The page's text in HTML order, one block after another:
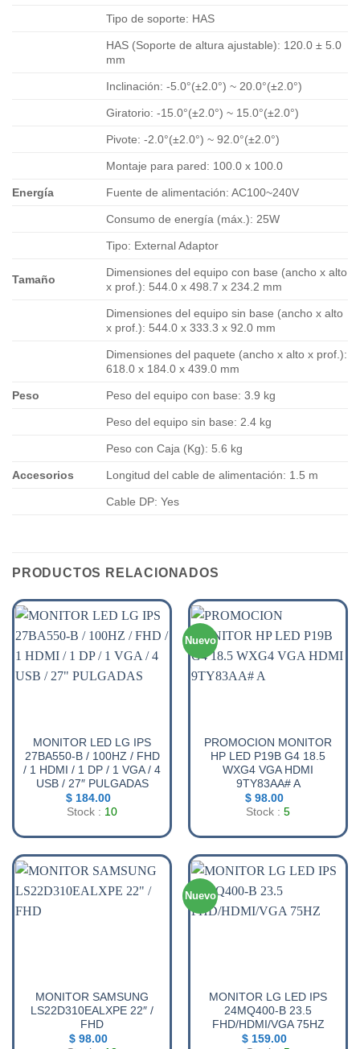
Tipo de soporte: HAS
HAS (Soporte de altura ajustable): 120.0 ± 5.0
mm
Inclinación: -5.0°(±2.0°) ~ 20.0°(±2.0°)
Giratorio: -15.0°(±2.0°) ~ 15.0°(±2.0°)
Pivote: -2.0°(±2.0°) ~ 92.0°(±2.0°)
Montaje para pared: 100.0 x 100.0
Energía Fuente de alimentación: AC100~240V
Consumo de energía (máx.): 25W
Tipo: External Adaptor
Tamaño
Dimensiones del equipo con base (ancho x alto
x prof.): 544.0 x 498.7 x 234.2 mm
Dimensiones del equipo sin base (ancho x alto
x prof.): 544.0 x 333.3 x 92.0 mm
Dimensiones del paquete (ancho x alto x prof.):
618.0 x 184.0 x 439.0 mm
Peso Peso del equipo con base: 3.9 kg
Peso del equipo sin base: 2.4 kg
Peso con Caja (Kg): 5.6 kg
Accesorios Longitud del cable de alimentación: 1.5 m
Cable DP: Yes
PRODUCTOS RELACIONADOS
MONITOR LED LG IPS
27BA550-B / 100HZ / FHD
/ 1 HDMI / 1 DP / 1 VGA / 4
USB / 27″ PULGADAS
$184.00
Stock : 10
Nuevo
PROMOCION MONITOR
HP LED P19B G4 18.5
WXG4 VGA HDMI
9TY83AA# A
$98.00
Stock : 5
MONITOR SAMSUNG
LS22D310EALXPE 22″ /
FHD
$98.00
Nuevo
MONITOR LG LED IPS
24MQ400-B 23.5
FHD/HDMI/VGA 75HZ
$159.00